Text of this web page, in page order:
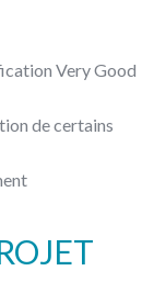
Very Good
de certains